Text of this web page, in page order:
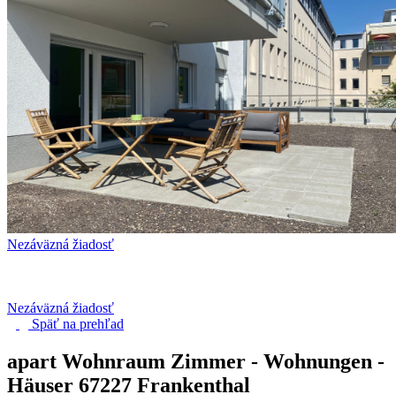
Nezáväzná žiadosť
Nezáväzná žiadosť
Späť na prehľad
apart Wohnraum Zimmer - Wohnungen -
Häuser 67227 Frankenthal